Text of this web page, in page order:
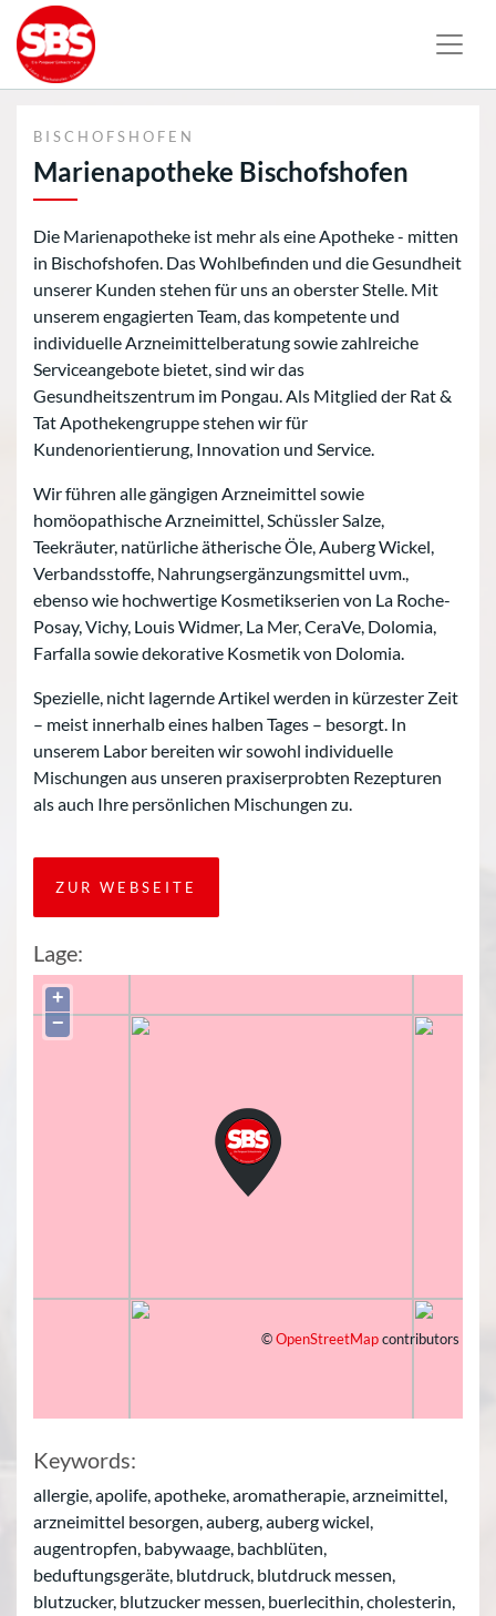
BISCHOFSHOFEN
Marienapotheke Bischofshofen
Die Marienapotheke ist mehr als eine Apotheke - mitten
in Bischofshofen. Das Wohlbefinden und die Gesundheit
unserer Kunden stehen für uns an oberster Stelle. Mit
unserem engagierten Team, das kompetente und
individuelle Arzneimittelberatung sowie zahlreiche
Serviceangebote bietet, sind wir das
Gesundheitszentrum im Pongau. Als Mitglied der Rat &
Tat Apothekengruppe stehen wir für
Kundenorientierung, Innovation und Service.
Wir führen alle gängigen Arzneimittel sowie
homöopathische Arzneimittel, Schüssler Salze,
Teekräuter, natürliche ätherische Öle, Auberg Wickel,
Verbandsstoffe, Nahrungsergänzungsmittel uvm.,
ebenso wie hochwertige Kosmetikserien von La Roche-
Posay, Vichy, Louis Widmer, La Mer, CeraVe, Dolomia,
Farfalla sowie dekorative Kosmetik von Dolomia.
Spezielle, nicht lagernde Artikel werden in kürzester Zeit
– meist innerhalb eines halben Tages – besorgt. In
unserem Labor bereiten wir sowohl individuelle
Mischungen aus unseren praxiserprobten Rezepturen
als auch Ihre persönlichen Mischungen zu.
ZUR WEBSEITE
Lage:
+
−
©OpenStreetMapcontributors
Keywords:
allergie, apolife, apotheke, aromatherapie, arzneimittel,
arzneimittel besorgen, auberg, auberg wickel,
augentropfen, babywaage, bachblüten,
beduftungsgeräte, blutdruck, blutdruck messen,
blutzucker, blutzucker messen, buerlecithin, cholesterin,